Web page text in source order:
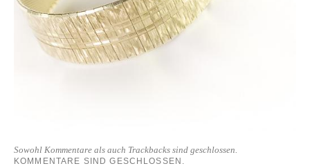
Sowohl Kommentare als auch Trackbacks sind geschlossen.
KOMMENTARE SIND GESCHLOSSEN.